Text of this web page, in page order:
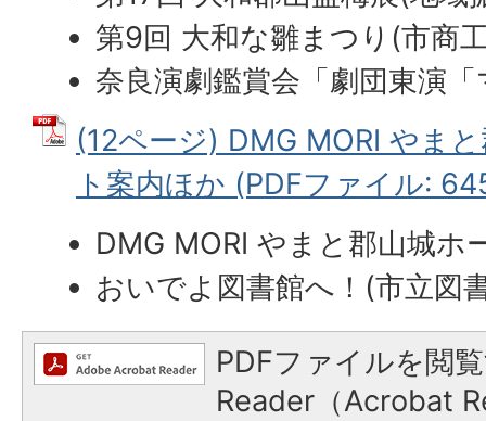
第9回 大和な雛まつり(市商
奈良演劇鑑賞会「劇団東演
(12ページ) DMG MORI やま
ト案内ほか (PDFファイル:
DMG MORI やまと郡山城ホ
おいでよ図書館へ！(市立図
PDFファイルを閲
Reader（Acrobat